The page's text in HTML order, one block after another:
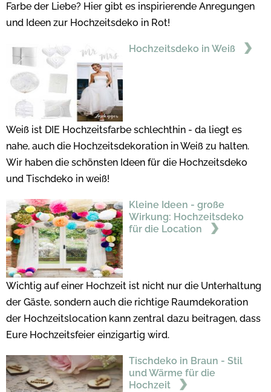
Farbe der Liebe? Hier gibt es inspirierende Anregungen
und Ideen zur Hochzeitsdeko in Rot!
Hochzeitsdeko in Weiß
Weiß ist DIE Hochzeitsfarbe schlechthin - da liegt es
nahe, auch die Hochzeitsdekoration in Weiß zu halten.
Wir haben die schönsten Ideen für die Hochzeitsdeko
und Tischdeko in weiß!
Kleine Ideen - große
Wirkung: Hochzeitsdeko
für die Location
Wichtig auf einer Hochzeit ist nicht nur die Unterhaltung
der Gäste, sondern auch die richtige Raumdekoration
der Hochzeitslocation kann zentral dazu beitragen, dass
Eure Hochzeitsfeier einzigartig wird.
Tischdeko in Braun - Stil
und Wärme für die
Hochzeit